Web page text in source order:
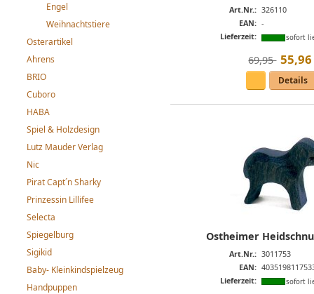
Engel
Weihnachtstiere
Osterartikel
Ahrens
BRIO
Cuboro
HABA
Spiel & Holzdesign
Lutz Mauder Verlag
Nic
Pirat Capt´n Sharky
Prinzessin Lillifee
Selecta
Spiegelburg
Sigikid
Baby- Kleinkindspielzeug
Handpuppen
Art.Nr.: 326110
EAN: -
Lieferzeit:
sofort
69,95  55,96
Details
Ostheimer
Art.Nr.: 3011753
EAN:
Lieferzeit:
sofort